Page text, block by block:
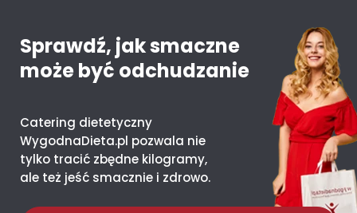
Sprawdź, jak smaczne
może być odchudzanie
Catering dietetyczny
WygodnaDieta.pl pozwala nie
tylko tracić zbędne kilogramy,
ale też jeść smacznie i zdrowo.